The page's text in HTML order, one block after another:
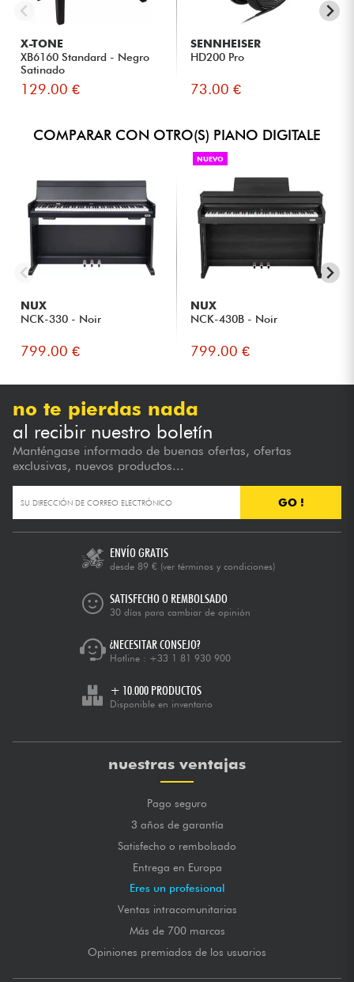
Sistema de audio biamplificado con cuatro altavoces que
ofrece una reproducción detallada sin necesidad de
equipos externos.
¿A QUIÉN VA DIRIGIDO EL PRODUCTO?
A pianistas principiantes que deseen aprender con un
instrumento que ofrezca sensaciones similares a las de un
A músicos de nivel intermedio y avanzado que buscan un
piano digital expresivo para casa o el estudio.
A profesores y alumnos que necesitan herramientas
modernas para las clases en línea y el trabajo
A los creadores de contenido que deseen grabar
fácilmente audio, voz y MIDI sin necesidad de equipos
A los usuarios de estudios caseros que buscan un piano
conectado capaz de integrarse de forma natural en su
X-TONE
XB6160 Standard - Negro
Satinado
129.00 €
SENNHEISER
HD200 Pro
73.00 €
COMPARAR CON OTRO(S) PIANO DIGITALE
NUX
NCK-330 - Noir
799.00 €
NUEVO
NUX
NCK-430B - Noir
799.00 €
no te pierdas nada
al recibir nuestro boletín
Manténgase informado de buenas ofertas, ofertas
exclusivas, nuevos productos...
GO !
ENVÍO GRATIS
desde 89 € (ver términos y condiciones)
SATISFECHO O REMBOLSADO
30 días para cambiar de opinión
¿NECESITAR CONSEJO?
Hotline : +33 1 81 930 900
+ 10.000 PRODUCTOS
Disponible en inventario
nuestras ventajas
Pago seguro
3 años de garantía
Satisfecho o rembolsado
Entrega en Europa
Eres un profesional
Ventas intracomunitarias
Más de 700 marcas
Opiniones premiados de los usuarios